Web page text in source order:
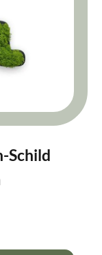
Schild